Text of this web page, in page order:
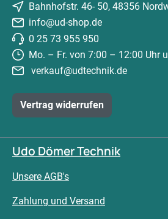
Bahnhofstr. 46- 50, 48356
info@ud-shop.de
0 25 73 955 950
Mo. – Fr. von 7:00 – 12:00 Uhr
verkauf@udtechnik.de
Vertrag widerrufen
Udo Dömer Technik
Unsere AGB's
Zahlung und Versand